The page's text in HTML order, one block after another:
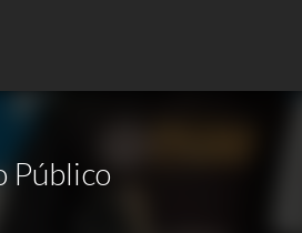
Público